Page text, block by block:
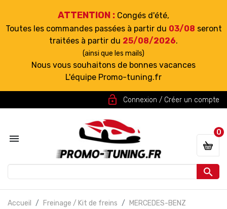
ATTENTION : Congés d'été,
Toutes les commandes passées à partir du 03/08 seront
traitées à partir du 25/08/2026.
(ainsi que les mails)
Nous vous souhaitons de bonnes vacances
L'équipe Promo-tuning.fr
lock_open Connexion / Créer un compte


0
Accueil Freinage / Kit de freins
MERCEDES-BENZ